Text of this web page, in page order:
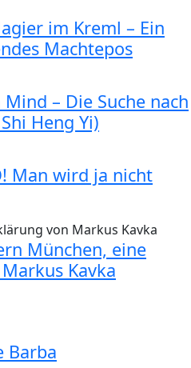
im Kreml – Ein
Machtepos
– Die Suche nach
Heng Yi)
Man wird ja nicht
München, eine
Kavka
Barba